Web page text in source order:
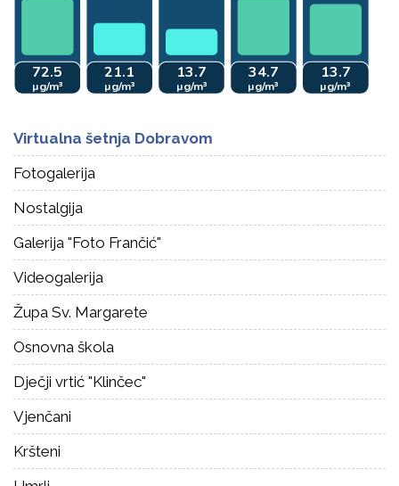
Virtualna šetnja Dobravom
Fotogalerija
Nostalgija
Galerija "Foto Frančić"
Videogalerija
Župa Sv. Margarete
Osnovna škola
Dječji vrtić "Klinčec"
Vjenčani
Kršteni